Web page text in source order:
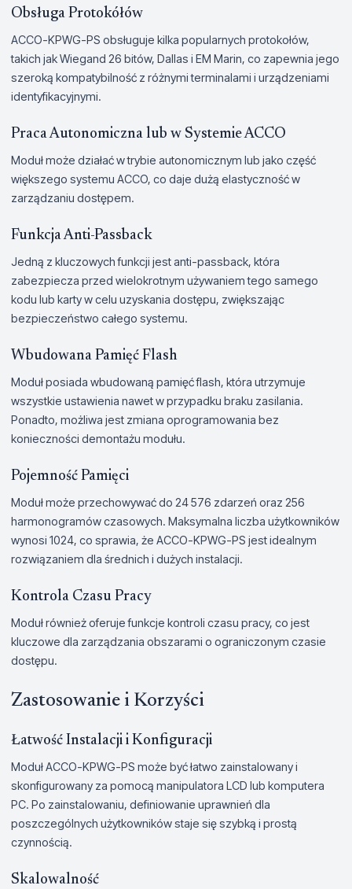
Obsługa Protokółów
ACCO-KPWG-PS obsługuje kilka popularnych protokołów,
takich jak Wiegand 26 bitów, Dallas i EM Marin, co zapewnia jego
szeroką kompatybilność z różnymi terminalami i urządzeniami
identyfikacyjnymi.
Praca Autonomiczna lub w Systemie ACCO
Moduł może działać w trybie autonomicznym lub jako część
większego systemu ACCO, co daje dużą elastyczność w
zarządzaniu dostępem.
Funkcja Anti-Passback
Jedną z kluczowych funkcji jest anti-passback, która
zabezpiecza przed wielokrotnym używaniem tego samego
kodu lub karty w celu uzyskania dostępu, zwiększając
bezpieczeństwo całego systemu.
Wbudowana Pamięć Flash
Moduł posiada wbudowaną pamięć flash, która utrzymuje
wszystkie ustawienia nawet w przypadku braku zasilania.
Ponadto, możliwa jest zmiana oprogramowania bez
konieczności demontażu modułu.
Pojemność Pamięci
Moduł może przechowywać do 24 576 zdarzeń oraz 256
harmonogramów czasowych. Maksymalna liczba użytkowników
wynosi 1024, co sprawia, że ACCO-KPWG-PS jest idealnym
rozwiązaniem dla średnich i dużych instalacji.
Kontrola Czasu Pracy
Moduł również oferuje funkcje kontroli czasu pracy, co jest
kluczowe dla zarządzania obszarami o ograniczonym czasie
dostępu.
Zastosowanie i Korzyści
Łatwość Instalacji i Konfiguracji
Moduł ACCO-KPWG-PS może być łatwo zainstalowany i
skonfigurowany za pomocą manipulatora LCD lub komputera
PC. Po zainstalowaniu, definiowanie uprawnień dla
poszczególnych użytkowników staje się szybką i prostą
czynnością.
Skalowalność